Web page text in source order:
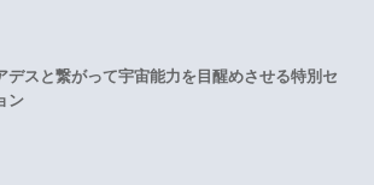
デスと繋がって宇宙能力を目醒めさせる特別セ
ン